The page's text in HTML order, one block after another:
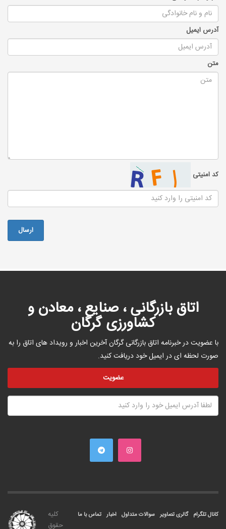
آدرس ایمیل
متن
کد امنیتی
اتاق بازرگانی ، صنایع ، معادن و
کشاورزی گرگان
با عضویت در خبرنامه اتاق بازرگانی گرگان آخرین اخبار و رویداد های اتاق را به
صورت لحظه ای در ایمیل خود دریافت کنید.
تماس با ما اخبار سوالات متداول گالری تصاویر کانال تلگرام
کليه
حقوق